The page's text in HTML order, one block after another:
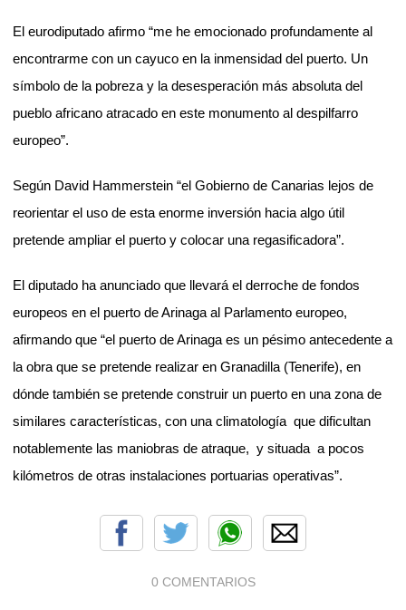
El eurodiputado afirmo “me he emocionado profundamente al
encontrarme con un cayuco en la inmensidad del puerto. Un
símbolo de la pobreza y la desesperación más absoluta del
pueblo africano atracado en este monumento al despilfarro
europeo”.
Según David Hammerstein “el Gobierno de Canarias lejos de
reorientar el uso de esta enorme inversión hacia algo útil
pretende ampliar el puerto y colocar una regasificadora”.
El diputado ha anunciado que llevará el derroche de fondos
europeos en el puerto de Arinaga al Parlamento europeo,
afirmando que “el puerto de Arinaga es un pésimo antecedente a
la obra que se pretende realizar en Granadilla (Tenerife), en
dónde también se pretende construir un puerto en una zona de
similares características, con una climatología que dificultan
notablemente las maniobras de atraque, y situada a pocos
kilómetros de otras instalaciones portuarias operativas”.
0 COMENTARIOS